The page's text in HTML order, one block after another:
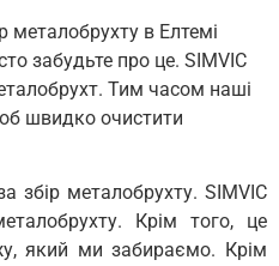
металобрухту в Елтемі
забудьте про це. SIMVIC
Тим часом наші
швидко очистити
збір металобрухту. SIMVIC
Крім того, це
який ми забираємо. Крім